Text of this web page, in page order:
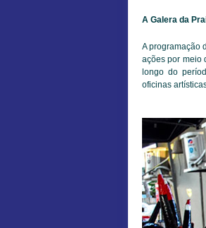
A Galera da
A programação
ações por meio
longo do
oficinas